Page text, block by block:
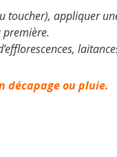
toucher), appliquer
décapage ou pluie.